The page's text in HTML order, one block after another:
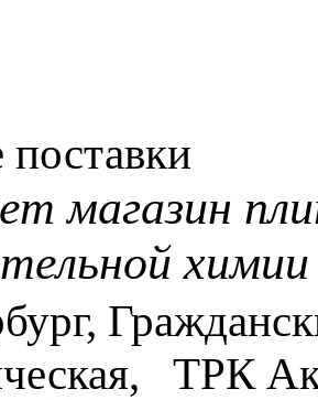
магазин
химии
ТРК